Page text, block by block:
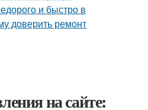
на сайте: